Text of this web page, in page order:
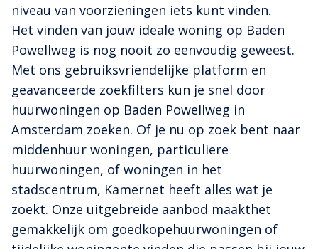
niveau van voorzieningen iets kunt vinden.
Het vinden van jouw ideale woning op Baden
Powellweg is nog nooit zo eenvoudig geweest.
Met ons gebruiksvriendelijke platform en
geavanceerde zoekfilters kun je snel door
huurwoningen op Baden Powellweg in
Amsterdam zoeken. Of je nu op zoek bent naar
middenhuur woningen, particuliere
huurwoningen, of woningen in het
stadscentrum, Kamernet heeft alles wat je
zoekt. Onze uitgebreide aanbod maakthet
gemakkelijk om goedkopehuurwoningen of